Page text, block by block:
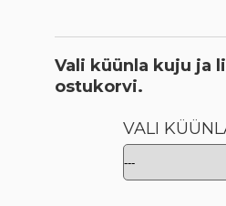
Vali küünla kuju ja
ostukorvi.
VALI